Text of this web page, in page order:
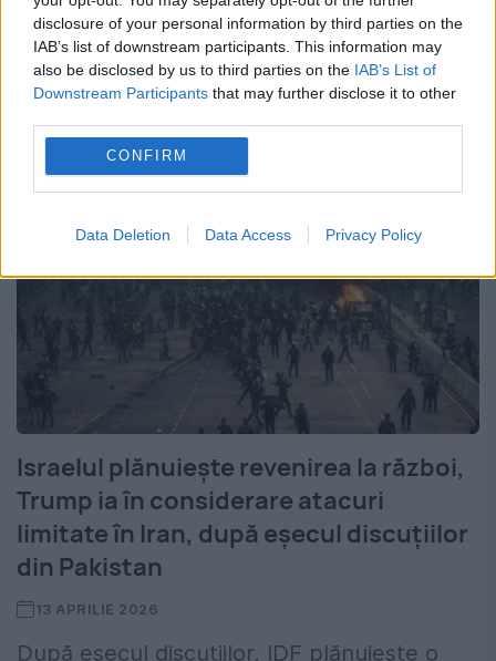
disclosure of your personal information by third parties on the
IAB’s list of downstream participants. This information may
also be disclosed by us to third parties on the IAB’s List of
Downstream Participants that may further disclose it to other
CONFIRM
Data Deletion Data Access Privacy Policy
perfectare, a relatat luni Associated
Press. Noile negocieri ar putea avea loc
chiar...
Israelul plănuiește revenirea la război,
Trump ia în considerare atacuri
limitate în Iran, după eșecul discuțiilor
din Pakistan
13 APRILIE 2026
După eșecul discuțiilor, IDF plănuiește o